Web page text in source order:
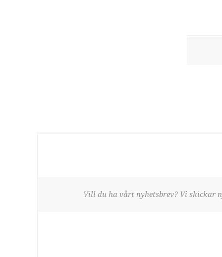
Vill du ha vårt nyhetsbrev? Vi skickar